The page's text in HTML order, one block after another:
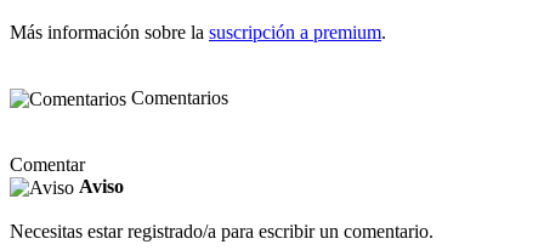
Más información sobre la suscripción a premium.
Comentarios
Comentar
Aviso
Necesitas estar registrado/a para escribir un comentario.